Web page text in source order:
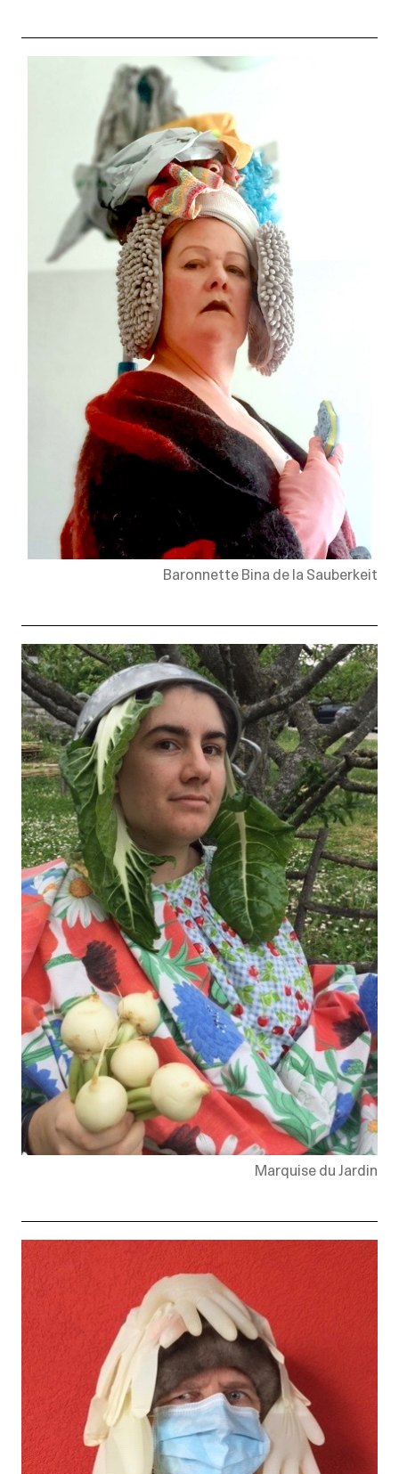
Baronnette Bina de la Sauberkeit
Marquise du Jardin